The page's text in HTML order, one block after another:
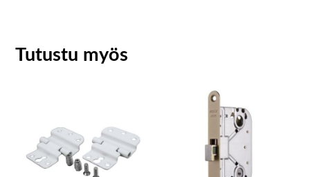
Tutustu myös